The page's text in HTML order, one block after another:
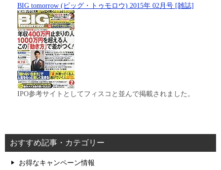
BIG tomorrow (ビッグ・トゥモロウ) 2015年 02月号 [雑誌]
IPO参考サイトとしてフィスコと並んで掲載されました。
おすすめ記事・カテゴリー
お得なキャンペーン情報